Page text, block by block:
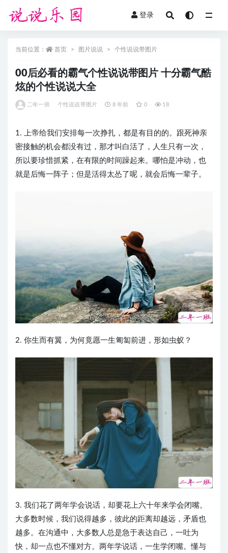
登录
当前位置： 首页 图片说说 个性说说带图片
00后必看的霸气个性说说带图片 十分霸气酷
炫的个性说说大全
二年一班 个性说说带图片 8 年前 0 18
1. 上帝给我们安排每一次挣扎，都是有目的的。跟死神亲
密接触的机会都没有过，那才叫白活了，人生只有一次，
所以要珍惜抓紧，在有限的时间躁起来。哪怕是冲动，也
就是后悔一阵子；但是活得太怂了呢，就会后悔一辈子。
2. 你生而有翼，为何竟愿一生匍匐前进，形如虫蚁？
3. 我们花了两年学会说话，却要花上六十年来学会闭嘴。
大多数时候，我们说得越多，彼此的距离却越远，矛盾也
越多。在沟通中，大多数人总是急于表达自己，一吐为
快，却一点也不懂对方。两年学说话，一生学闭嘴。懂与